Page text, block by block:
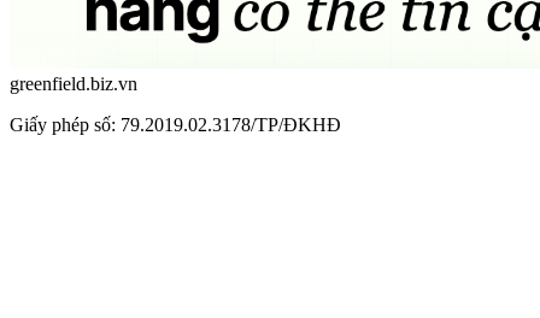
greenfield.biz.vn
Giấy phép số: 79.2019.02.3178/TP/ĐKHĐ